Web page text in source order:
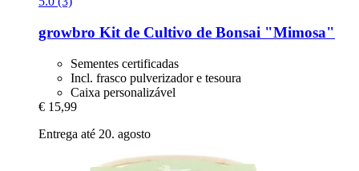
growbro Kit de Cultivo de Bonsai "Mimosa"
Sementes certificadas
Incl. frasco pulverizador e tesoura
Caixa personalizável
€ 15,99
Entrega até 20. agosto